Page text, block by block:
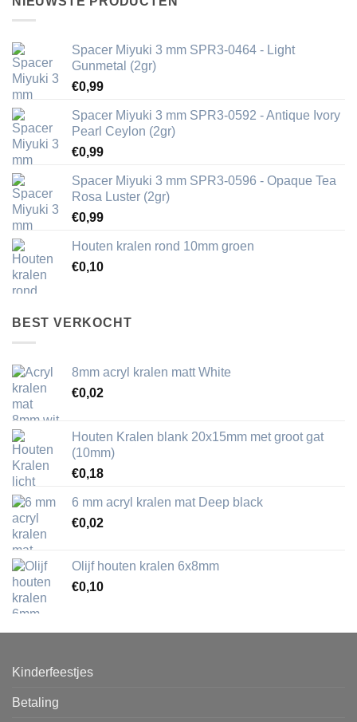
Spacer Miyuki 3 mm SPR3-0464 - Light
Gunmetal (2gr)
€0,99
Spacer Miyuki 3 mm SPR3-0592 - Antique Ivory
Pearl Ceylon (2gr)
€0,99
Spacer Miyuki 3 mm SPR3-0596 - Opaque Tea
Rosa Luster (2gr)
€0,99
Houten kralen rond 10mm groen
€0,10
BEST VERKOCHT
8mm acryl kralen matt White
€0,02
Houten Kralen blank 20x15mm met groot gat
(10mm)
€0,18
6 mm acryl kralen mat Deep black
€0,02
Olijf houten kralen 6x8mm
€0,10
Kinderfeestjes
Betaling